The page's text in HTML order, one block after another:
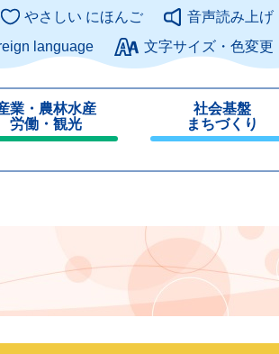
このページの本文へ
やさしい にほんご
音声読み上げ
language
文字サイズ・色変更
業・農林水産
労働・観光
社会基盤
まちづくり
じ